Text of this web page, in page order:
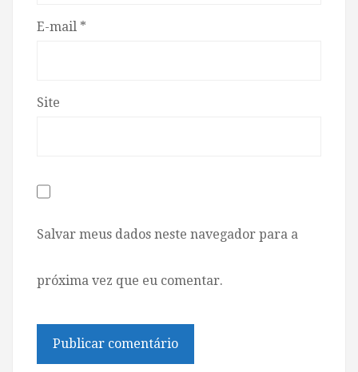
E-mail *
Site
Salvar meus dados neste navegador para a
próxima vez que eu comentar.